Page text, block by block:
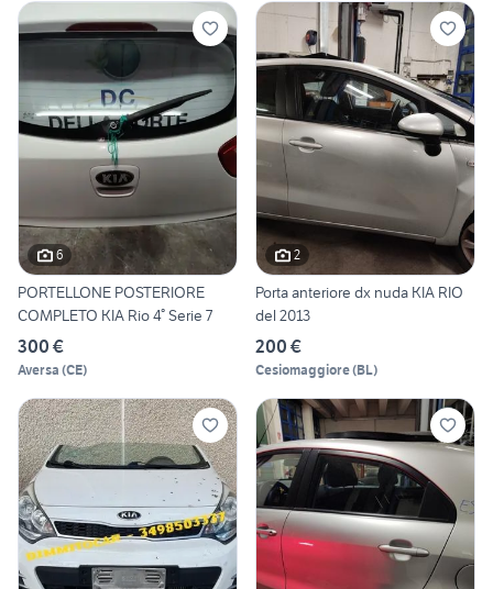
6
PORTELLONE POSTERIORE
COMPLETO KIA Rio 4° Serie 7
300 €
Aversa (CE)
2
Porta anteriore dx nuda KIA RIO
del 2013
200 €
Cesiomaggiore(BL)